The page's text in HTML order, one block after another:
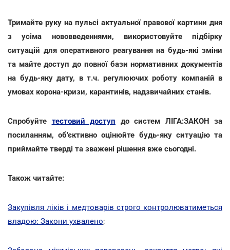
Тримайте руку на пульсі актуальної правової картини дня
з усіма нововведеннями, використовуйте підбірку
ситуацій для оперативного реагування на будь-які зміни
та майте доступ до повної бази нормативних документів
на будь-яку дату, в т.ч. регулюючих роботу компаній в
умовах корона-кризи, карантинів, надзвичайних станів.
Спробуйте тестовий доступ до систем ЛІГА:ЗАКОН за
посиланням, об'єктивно оцінюйте будь-яку ситуацію та
приймайте тверді та зважені рішення вже сьогодні.
Також читайте:
Закупівля ліків і медтоварів строго контролюватиметься
владою: Закони ухвалено;